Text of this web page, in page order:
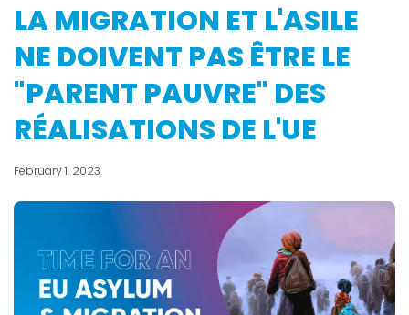
LA MIGRATION ET L'ASILE
NE DOIVENT PAS ÊTRE LE
"PARENT PAUVRE" DES
RÉALISATIONS DE L'UE
February 1, 2023